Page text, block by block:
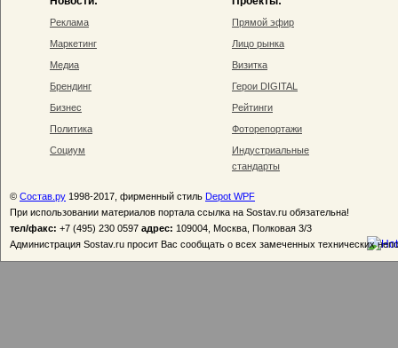
Реклама
Маркетинг
Медиа
Брендинг
Бизнес
Политика
Социум
Прямой эфир
Лицо рынка
Визитка
Герои DIGITAL
Рейтинги
Фоторепортажи
Индустриальные
стандарты
© Состав.ру 1998-2017, фирменный стиль Depot WPF
При использовании материалов портала ссылка на Sostav.ru обязательна!
тел/факс: +7 (495) 230 0597 адрес: 109004, Москва, Полковая 3/3
Администрация Sostav.ru просит Вас сообщать о всех замеченных технических